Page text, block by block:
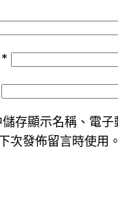
*
儲存顯示名稱、電
次發佈留言時使用。